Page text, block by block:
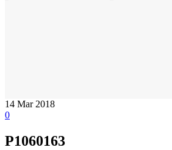
14 Mar 2018
0
P1060163